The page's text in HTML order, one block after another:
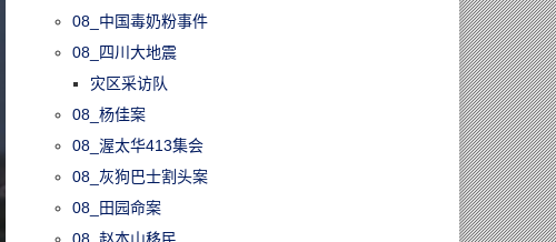
08_中国毒奶粉事件
08_四川大地震
灾区采访队
08_杨佳案
08_渥太华413集会
08_灰狗巴士割头案
08_田园命案
08_赵本山移民